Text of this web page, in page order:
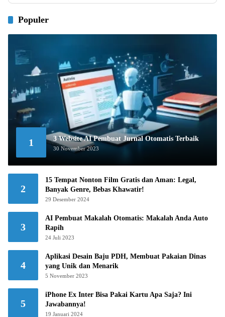
Populer
1 3 Website AI Pembuat Jurnal Otomatis Terbaik
30 November 2023
2
15 Tempat Nonton Film Gratis dan Aman: Legal,
Banyak Genre, Bebas Khawatir!
29 Desember 2024
3
AI Pembuat Makalah Otomatis: Makalah Anda Auto
Rapih
24 Juli 2023
4
Aplikasi Desain Baju PDH, Membuat Pakaian Dinas
yang Unik dan Menarik
5 November 2023
5
iPhone Ex Inter Bisa Pakai Kartu Apa Saja? Ini
Jawabannya!
19 Januari 2024